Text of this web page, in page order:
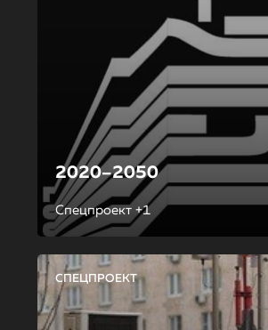
2020–2050
Спецпроект +1
СПЕЦПРОЕКТ